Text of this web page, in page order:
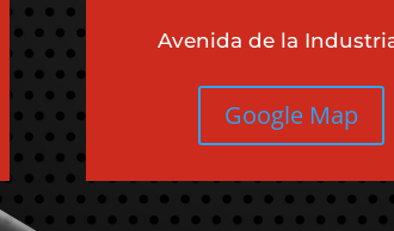
Avenida de la
Google Map